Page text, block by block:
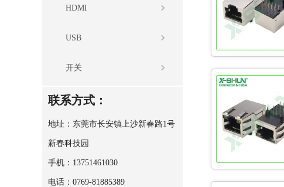
HDMI
USB
开关
联系方式：
地址：东莞市长安镇上沙新春路1号
新春科技园
手机：13751461030
电话：0769-81885389